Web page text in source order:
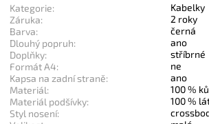
Kategorie:
Kabelky
Záruka:
2 roky
Barva:
černá
Dlouhý popruh:
ano
Doplňky:
stříbrné
Formát A4:
ne
Kapsa na zadní straně:
ano
Materiál:
100 %
Materiál podšívky:
100 %
Styl nosení: